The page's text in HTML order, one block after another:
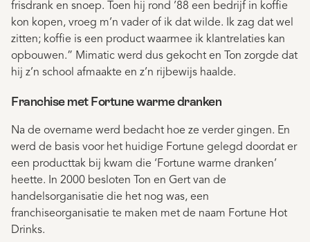
frisdrank en snoep. Toen hij rond ’88 een bedrijf in koffie
kon kopen, vroeg m’n vader of ik dat wilde. Ik zag dat wel
zitten; koffie is een product waarmee ik klantrelaties kan
opbouwen.” Mimatic werd dus gekocht en Ton zorgde dat
hij z’n school afmaakte en z’n rijbewijs haalde.
Franchise met Fortune warme dranken
Na de overname werd bedacht hoe ze verder gingen. En
werd de basis voor het huidige Fortune gelegd doordat er
een producttak bij kwam die ‘Fortune warme dranken’
heette. In 2000 besloten Ton en Gert van de
handelsorganisatie die het nog was, een
franchiseorganisatie te maken met de naam Fortune Hot
Drinks.